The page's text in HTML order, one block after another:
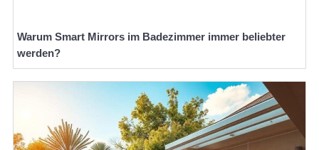
Warum Smart Mirrors im Badezimmer immer beliebter
werden?